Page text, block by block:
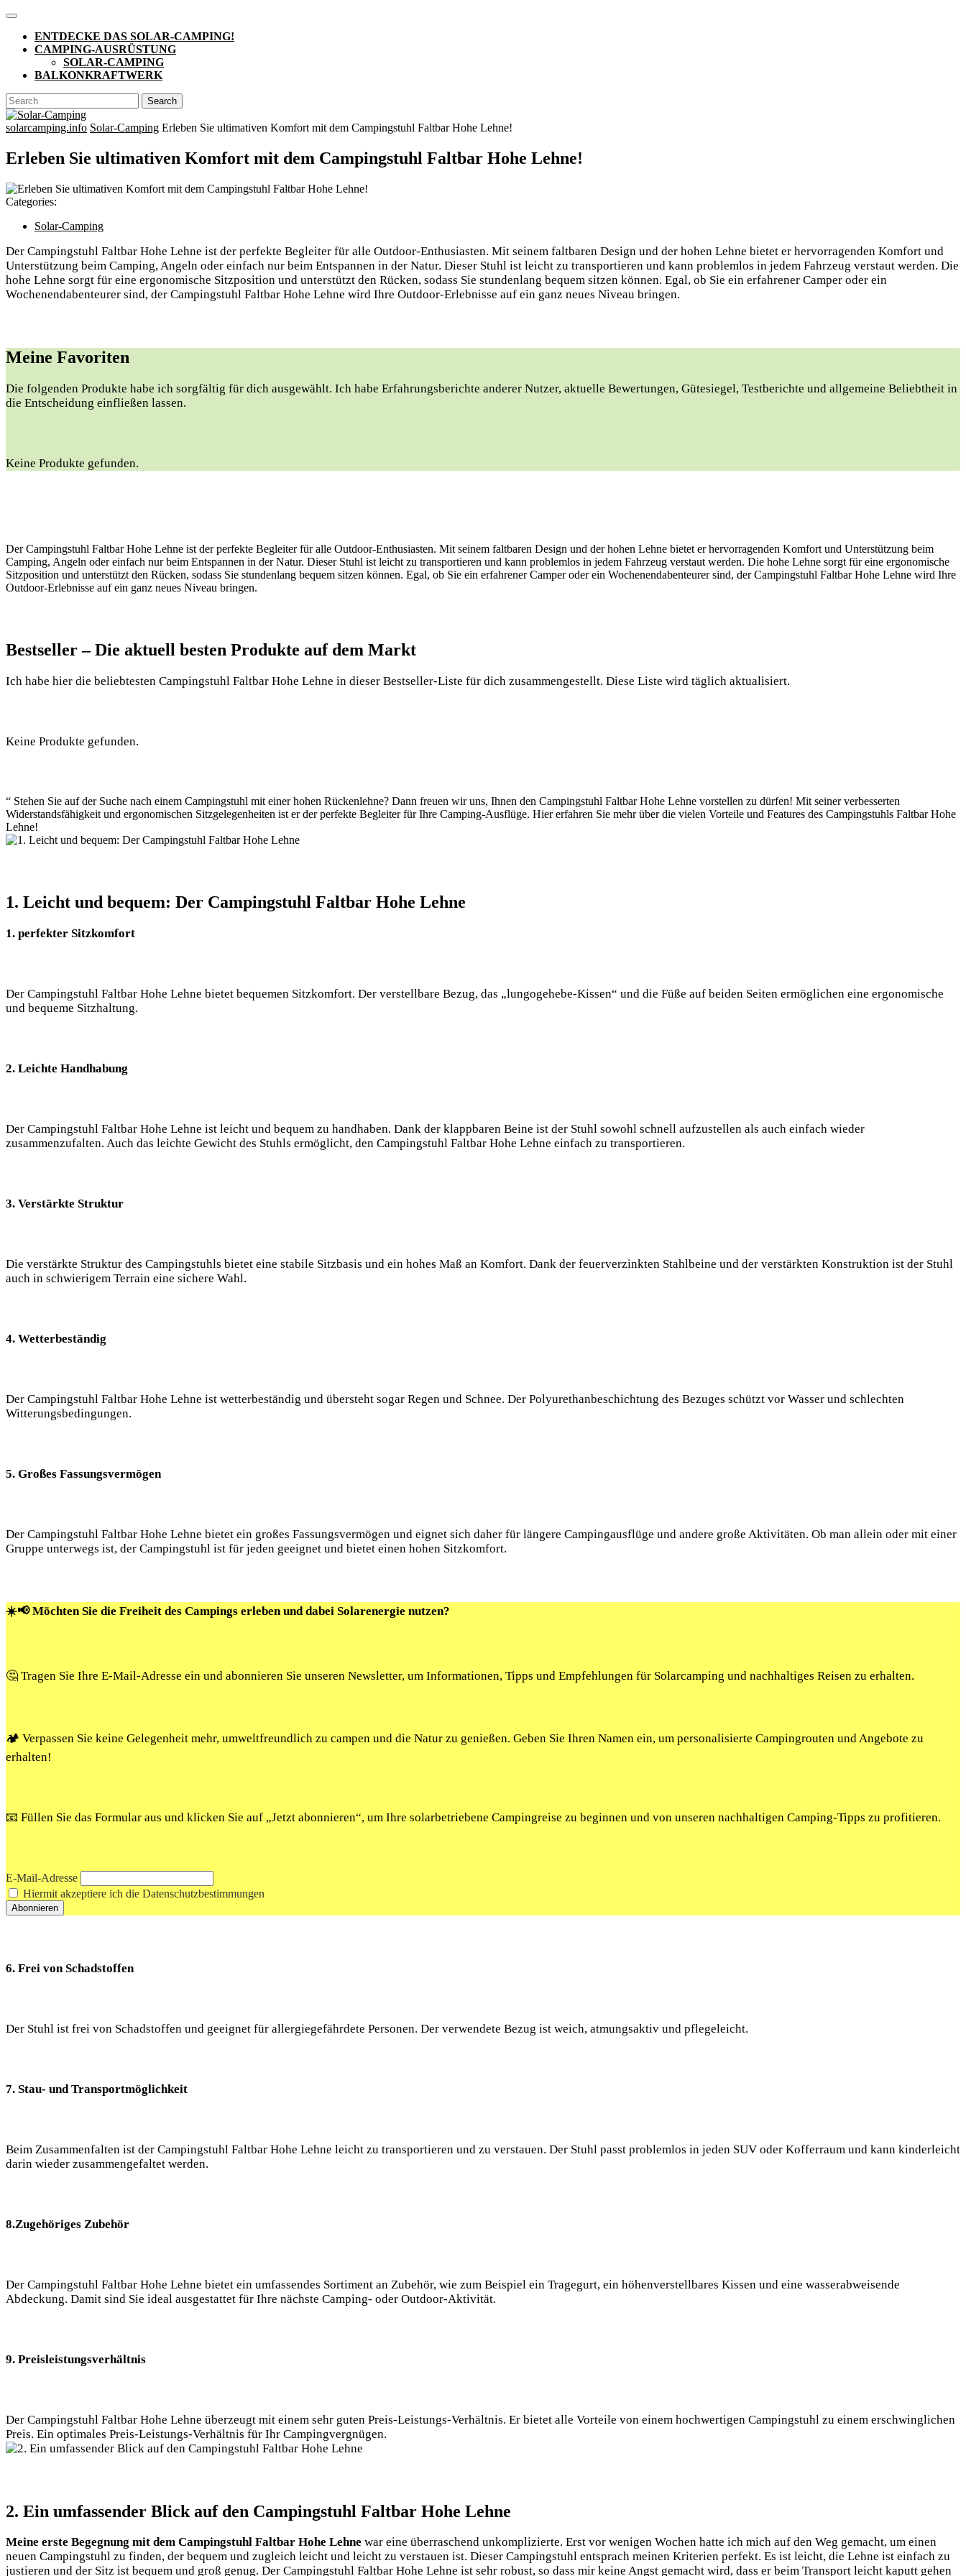
Skip
content
Open
ButtonENTDECKE DAS SOLAR-CAMPING!
CAMPING-AUSRÜSTUNG
SOLAR-CAMPING
BALKONKRAFTWERK
CLOSE
BUTTON
Search
for:
solarcamping.info Solar-Camping Erleben Sie ultimativen Komfort mit dem Campingstuhl Faltbar Hohe Lehne!
Erleben Sie ultimativen Komfort mit dem Campingstuhl Faltbar Hohe Lehne!
Categories:
Solar-Camping
Der Campingstuhl Faltbar Hohe Lehne ist der perfekte Begleiter für alle Outdoor-Enthusiasten. Mit seinem faltbaren Design und der hohen Lehne bietet er hervorragenden Komfort und
Unterstützung beim Camping, Angeln oder einfach nur beim Entspannen in der Natur. Dieser Stuhl ist leicht zu transportieren und kann problemlos in jedem Fahrzeug verstaut werden. Die
hohe Lehne sorgt für eine ergonomische Sitzposition und unterstützt den Rücken, sodass Sie stundenlang bequem sitzen können. Egal, ob Sie ein erfahrener Camper oder ein
Wochenendabenteurer sind, der Campingstuhl Faltbar Hohe Lehne wird Ihre Outdoor-Erlebnisse auf ein ganz neues Niveau bringen.
Meine Favoriten
Die folgenden Produkte habe ich sorgfältig für dich ausgewählt. Ich habe Erfahrungsberichte anderer Nutzer, aktuelle Bewertungen, Gütesiegel, Testberichte und allgemeine Beliebtheit in
die Entscheidung einfließen lassen.
Keine Produkte gefunden.
Der Campingstuhl Faltbar Hohe Lehne ist der perfekte Begleiter für alle Outdoor-Enthusiasten. Mit seinem faltbaren Design und der hohen Lehne bietet er hervorragenden Komfort und Unterstützung beim
Camping, Angeln oder einfach nur beim Entspannen in der Natur. Dieser Stuhl ist leicht zu transportieren und kann problemlos in jedem Fahrzeug verstaut werden. Die hohe Lehne sorgt für eine ergonomische
Sitzposition und unterstützt den Rücken, sodass Sie stundenlang bequem sitzen können. Egal, ob Sie ein erfahrener Camper oder ein Wochenendabenteurer sind, der Campingstuhl Faltbar Hohe Lehne wird Ihre
Outdoor-Erlebnisse auf ein ganz neues Niveau bringen.
Bestseller – Die aktuell besten Produkte auf dem Markt
Ich habe hier die beliebtesten Campingstuhl Faltbar Hohe Lehne in dieser Bestseller-Liste für dich zusammengestellt. Diese Liste wird täglich aktualisiert.
Keine Produkte gefunden.
“ Stehen Sie auf der Suche nach einem Campingstuhl mit einer hohen Rückenlehne? Dann freuen wir uns, Ihnen den Campingstuhl Faltbar Hohe Lehne vorstellen zu dürfen! Mit seiner verbesserten
Widerstandsfähigkeit und ergonomischen Sitzgelegenheiten ist er der perfekte Begleiter für Ihre Camping-Ausflüge. Hier erfahren Sie mehr über die vielen Vorteile und Features des Campingstuhls Faltbar Hohe
Lehne!
1. Leicht und bequem: Der Campingstuhl Faltbar Hohe Lehne
1. perfekter Sitzkomfort
Der Campingstuhl Faltbar Hohe Lehne bietet bequemen Sitzkomfort. Der verstellbare Bezug, das „lungogehebe-Kissen“ und die Füße auf beiden Seiten ermöglichen eine ergonomische
und bequeme Sitzhaltung.
2. Leichte Handhabung
Der Campingstuhl Faltbar Hohe Lehne ist leicht und bequem zu handhaben. Dank der klappbaren Beine ist der Stuhl sowohl schnell aufzustellen als auch einfach wieder
zusammenzufalten. Auch das leichte Gewicht des Stuhls ermöglicht, den Campingstuhl Faltbar Hohe Lehne einfach zu transportieren.
3. Verstärkte Struktur
Die verstärkte Struktur des Campingstuhls bietet eine stabile Sitzbasis und ein hohes Maß an Komfort. Dank der feuerverzinkten Stahlbeine und der verstärkten Konstruktion ist der Stuhl
auch in schwierigem Terrain eine sichere Wahl.
4. Wetterbeständig
Der Campingstuhl Faltbar Hohe Lehne ist wetterbeständig und übersteht sogar Regen und Schnee. Der Polyurethanbeschichtung des Bezuges schützt vor Wasser und schlechten
Witterungsbedingungen.
5. Großes Fassungsvermögen
Der Campingstuhl Faltbar Hohe Lehne bietet ein großes Fassungsvermögen und eignet sich daher für längere Campingausflüge und andere große Aktivitäten. Ob man allein oder mit einer
Gruppe unterwegs ist, der Campingstuhl ist für jeden geeignet und bietet einen hohen Sitzkomfort.
☀️📢 Möchten Sie die Freiheit des Campings erleben und dabei Solarenergie nutzen?
🤔 Tragen Sie Ihre E-Mail-Adresse ein und abonnieren Sie unseren Newsletter, um Informationen, Tipps und Empfehlungen für Solarcamping und nachhaltiges Reisen zu erhalten.
🏕️ Verpassen Sie keine Gelegenheit mehr, umweltfreundlich zu campen und die Natur zu genießen. Geben Sie Ihren Namen ein, um personalisierte Campingrouten und Angebote zu
erhalten!
📧 Füllen Sie das Formular aus und klicken Sie auf „Jetzt abonnieren“, um Ihre solarbetriebene Campingreise zu beginnen und von unseren nachhaltigen Camping-Tipps zu profitieren.
E-Mail-Adresse
Hiermit akzeptiere ich die Datenschutzbestimmungen
6. Frei von Schadstoffen
Der Stuhl ist frei von Schadstoffen und geeignet für allergiegefährdete Personen. Der verwendete Bezug ist weich, atmungsaktiv und pflegeleicht.
7. Stau- und Transportmöglichkeit
Beim Zusammenfalten ist der Campingstuhl Faltbar Hohe Lehne leicht zu transportieren und zu verstauen. Der Stuhl passt problemlos in jeden SUV oder Kofferraum und kann kinderleicht
darin wieder zusammengefaltet werden.
8.Zugehöriges Zubehör
Der Campingstuhl Faltbar Hohe Lehne bietet ein umfassendes Sortiment an Zubehör, wie zum Beispiel ein Tragegurt, ein höhenverstellbares Kissen und eine wasserabweisende
Abdeckung. Damit sind Sie ideal ausgestattet für Ihre nächste Camping- oder Outdoor-Aktivität.
9. Preisleistungsverhältnis
Der Campingstuhl Faltbar Hohe Lehne überzeugt mit einem sehr guten Preis-Leistungs-Verhältnis. Er bietet alle Vorteile von einem hochwertigen Campingstuhl zu einem erschwinglichen
Preis. Ein optimales Preis-Leistungs-Verhältnis für Ihr Campingvergnügen.
2. Ein umfassender Blick auf den Campingstuhl Faltbar Hohe Lehne
Meine erste Begegnung mit dem Campingstuhl Faltbar Hohe Lehne war eine überraschend unkomplizierte. Erst vor wenigen Wochen hatte ich mich auf den Weg gemacht, um einen
neuen Campingstuhl zu finden, der bequem und zugleich leicht und leicht zu verstauen ist. Dieser Campingstuhl entsprach meinen Kriterien perfekt. Es ist leicht, die Lehne ist einfach zu
justieren und der Sitz ist bequem und groß genug. Der Campingstuhl Faltbar Hohe Lehne ist sehr robust, so dass mir keine Angst gemacht wird, dass er beim Transport leicht kaputt gehen